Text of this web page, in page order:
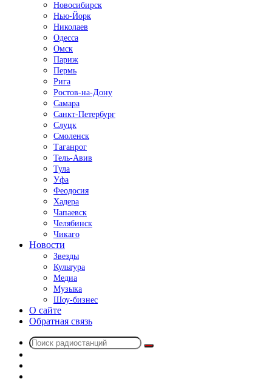
Новосибирск
Нью-Йорк
Николаев
Одесса
Омск
Париж
Пермь
Рига
Ростов-на-Дону
Самара
Санкт-Петербург
Слуцк
Смоленск
Таганрог
Тель-Авив
Тула
Уфа
Феодосия
Хадера
Чапаевск
Челябинск
Чикаго
Новости
Звезды
Культура
Медиа
Музыка
Шоу-бизнес
О сайте
Обратная связь
Поиск